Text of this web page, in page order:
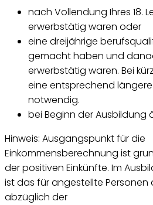
nach Vollendung Ihres 18.
erwerbstätig waren oder
eine dreijährige
gemacht haben und
erwerbstätig waren. Bei
eine entsprechend
notwendig.
bei Beginn der Ausbildung
Hinweis: Ausgangspunkt für die
Einkommensberechnung ist
der positiven Einkünfte. Im
ist das für angestellte Personen
abzüglich der